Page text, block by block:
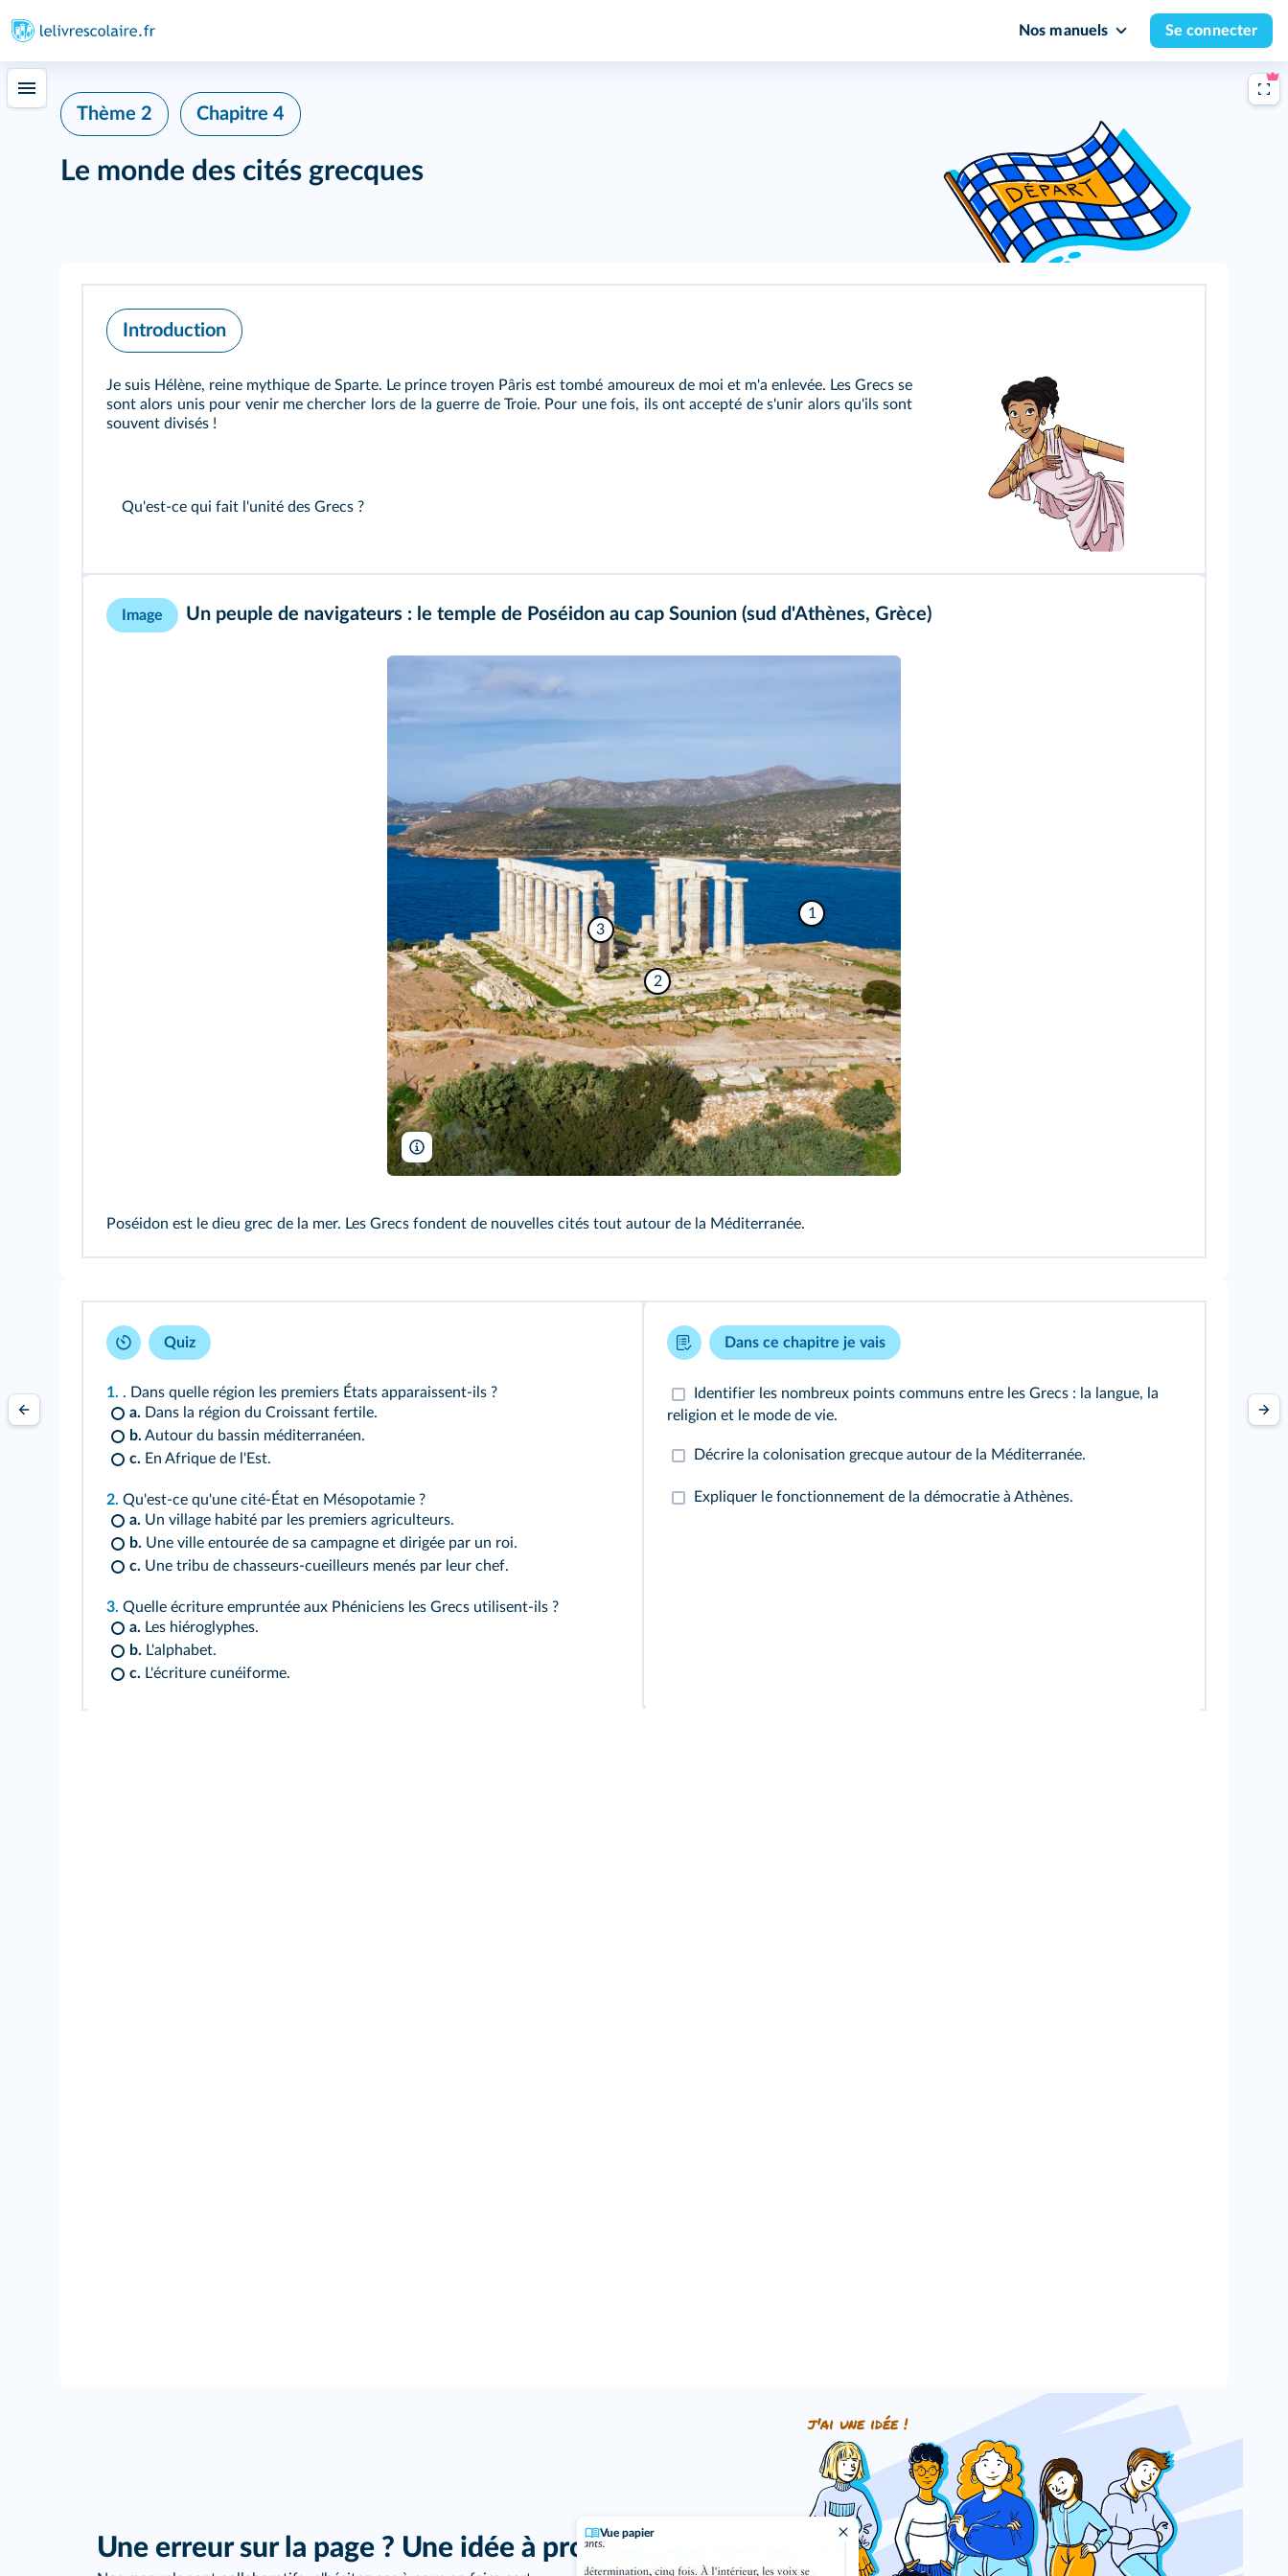
Nos manuels Se connecter
Vue papier
Thème 2 Chapitre 4
Le monde des cités grecques
Introduction
Je suis Hélène, reine mythique de Sparte. Le prince troyen Pâris est tombé amoureux de moi et m'a enlevée. Les Grecs se
sont alors unis pour venir me chercher lors de la guerre de Troie. Pour une fois, ils ont accepté de s'unir alors qu'ils sont
souvent divisés !
Qu'est-ce qui fait l'unité des Grecs ?
Image Un peuple de navigateurs : le temple de Poséidon au cap Sounion (sud d'Athènes, Grèce)
1
2
3
rawf8/Shutterstock
Poséidon est le dieu grec de la mer. Les Grecs fondent de nouvelles cités tout autour de la Méditerranée.
Quiz
1. . Dans quelle région les premiers États apparaissent-ils ?
a. Dans la région du Croissant fertile.
b. Autour du bassin méditerranéen.
c. En Afrique de l'Est.
2. Qu'est-ce qu'une cité-État en Mésopotamie ?
a. Un village habité par les premiers agriculteurs.
b. Une ville entourée de sa campagne et dirigée par un roi.
c. Une tribu de chasseurs-cueilleurs menés par leur chef.
3. Quelle écriture empruntée aux Phéniciens les Grecs utilisent-ils ?
a. Les hiéroglyphes.
b. L'alphabet.
c. L'écriture cunéiforme.
Dans ce chapitre je vais
Identifier les nombreux points communs entre les Grecs : la langue, la
religion et le mode de vie.
Décrire la colonisation grecque autour de la Méditerranée.
Expliquer le fonctionnement de la démocratie à Athènes.
Une erreur sur la page ? Une idée à proposer ?
j'ai une idée !